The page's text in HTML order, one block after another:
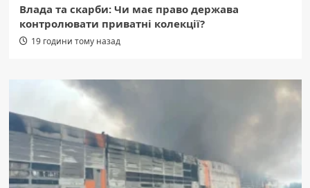
Влада та скарби: Чи має право держава
контролювати приватні колекції?
19 години тому назад